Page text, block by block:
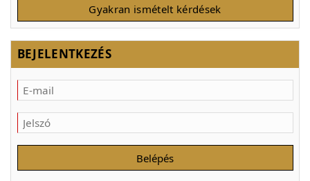
Gyakran ismételt kérdések
BEJELENTKEZÉS